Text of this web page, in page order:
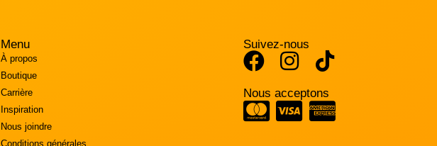
Menu
À propos
Boutique
Carrière
Inspiration
Nous joindre
Conditions générales
Suivez-nous
Nous acceptons